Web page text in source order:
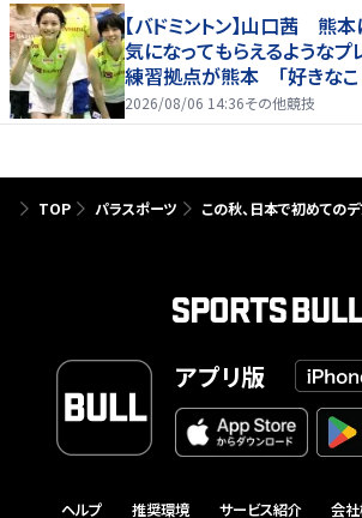
【バドミントン】山口茜 熊
気になってもらえるような
練習拠点が熊本 「好きなこ
たり前じゃない」
2026/08/06 14:36その他競技
TOP パラスポーツ この秋、日本で初めての
アプリ版
ヘルプ 推奨環境 サービス紹介 会